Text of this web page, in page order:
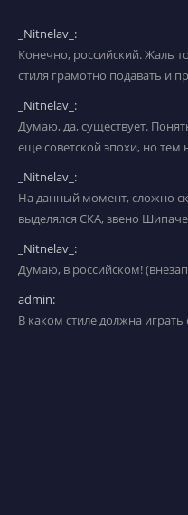
_Nitnelav_:
Конечно, российский. Жаль
стиля грамотно подавать и
_Nitnelav_:
Думаю, да, существует.
еще советской эпохи, но тем
_Nitnelav_:
На данный момент, сложно
выделялся СКА, звено
_Nitnelav_:
Думаю, в российском!
admin:
В каком стиле должна играть